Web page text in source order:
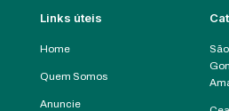
Links úteis
Home
Quem Somos
Anuncie
São